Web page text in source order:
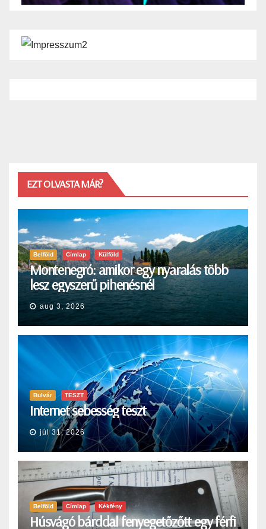
EZT OLVASTA MÁR?
Belföld Címlap Külföld
Montenegró: amikor egy nyaralás több
lesz egyszerű pihenésnél
aug 3, 2026
Bulvár TESZT
Internet sebesség teszt
júl 31, 2026
Belföld Címlap Kékfény
Húsvágó bárddal fenyegetőzőtt egy férfi